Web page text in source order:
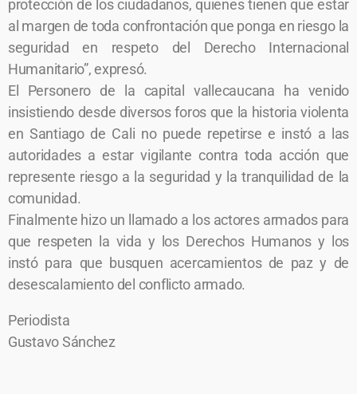
protección de los ciudadanos, quienes tienen que estar
al margen de toda confrontación que ponga en riesgo la
seguridad en respeto del Derecho Internacional
Humanitario”, expresó.
El Personero de la capital vallecaucana ha venido
insistiendo desde diversos foros que la historia violenta
en Santiago de Cali no puede repetirse e instó a las
autoridades a estar vigilante contra toda acción que
represente riesgo a la seguridad y la tranquilidad de la
comunidad.
Finalmente hizo un llamado a los actores armados para
que respeten la vida y los Derechos Humanos y los
instó para que busquen acercamientos de paz y de
desescalamiento del conflicto armado.
Periodista
Gustavo Sánchez